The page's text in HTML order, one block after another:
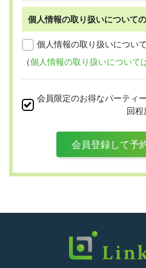
第2条 （適用範
ります。
第3条 （利用資
いものとします。
個人情報の取り扱いについて
個人情報の取り扱いについ
（個人情報の取り扱いについて
会員限定のお得なパーティ
回程
会員登録して予